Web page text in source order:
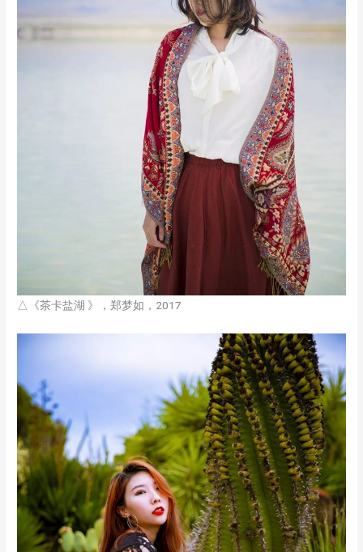
△《茶卡盐湖 》，郑梦如，2017